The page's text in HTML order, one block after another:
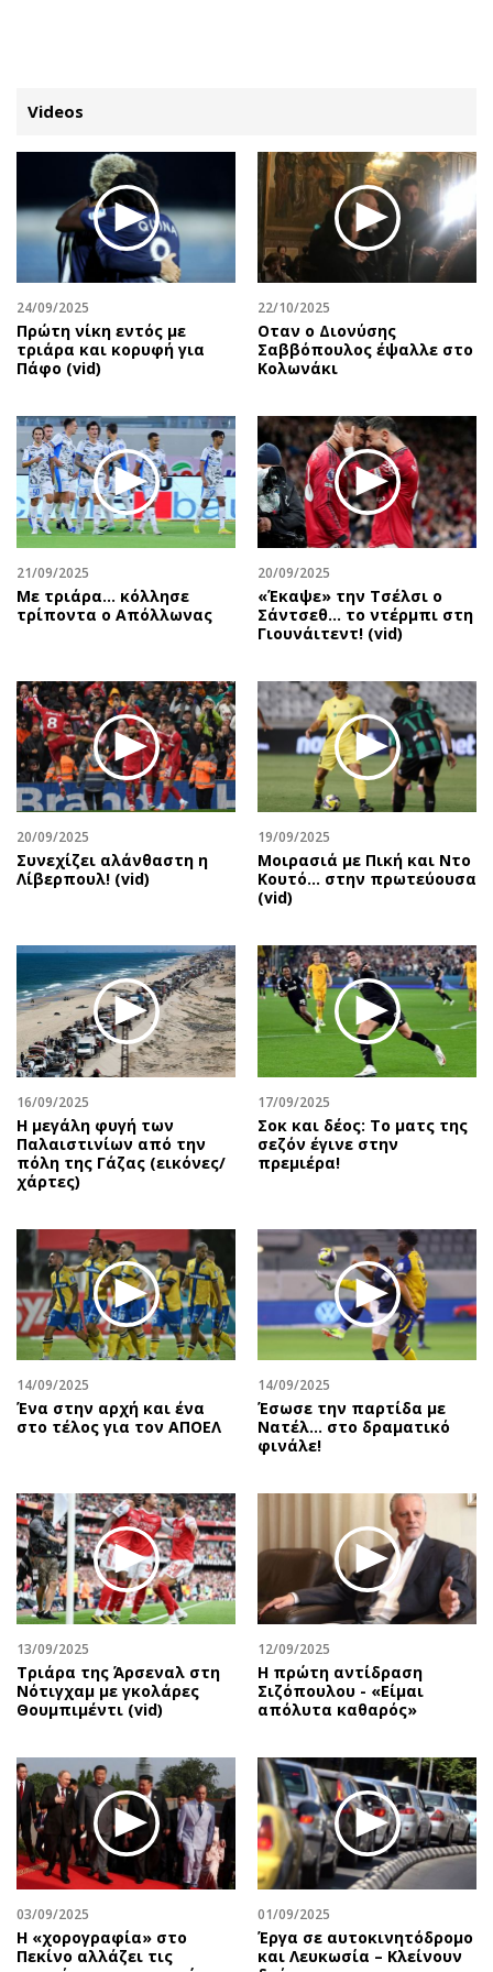
ΚΑΤΗΓΟΡΙΕΣ ΣΥΝΔΕΣΗ
Κύπρος
Παιδεία
Υγεία
Πολιτική
Βουλευτικές 2026
Προεδρικές 2023
Δημοσκοπήσεις
Διπλωματία
Αθλητισμός
Κύπρος
Ελλάδα
Διεθνή
Οικονομία
Real Estate
Επιχειρήσεις
Αγορές
Money Review
AstroBank Properties
Ναυτιλία
Περιβάλλον
Ελλάδα
Κόσμος
Πολιτισμός
Σινεμά
Θέατρο-Χορός
Εικαστικά
Βιβλίο
Χειρόγραφα
Απόψεις
Αρθρογραφία
The Hill
Υγεία
Αγγελίες
Πωλούνται
Ζητούν εργασία
Θέσεις εργασίας
Geek
Νέα
Κινητά-tablets
Social
Αυτοκίνηση
Πολιτική
Οικονομία
Γενικά
Αναδρομές
Πρόσωπα
Περιβάλλον
Good Life
Showbiz
Ταξίδια
Συνταγές
Εκπομπές
Wine routes
Προσφορές
Προσωπικότητες στην ''Κ''
Επιστολές
Videos
24/09/2025
Πρώτη νίκη εντός με
τριάρα και κορυφή για
Πάφο (vid)
22/10/2025
Οταν ο Διονύσης
Σαββόπουλος έψαλλε στο
Κολωνάκι
21/09/2025
Με τριάρα... κόλλησε
τρίποντα ο Απόλλωνας
20/09/2025
«Έκαψε» την Τσέλσι ο
Σάντσεθ... το ντέρμπι στη
Γιουνάιτεντ! (vid)
20/09/2025
Συνεχίζει αλάνθαστη η
Λίβερπουλ! (vid)
19/09/2025
Μοιρασιά με Πική και Ντο
Κουτό… στην πρωτεύουσα
(vid)
16/09/2025
Η μεγάλη φυγή των
Παλαιστινίων από την
πόλη της Γάζας (εικόνες/
χάρτες)
17/09/2025
Σοκ και δέος: Το ματς της
σεζόν έγινε στην
πρεμιέρα!
14/09/2025
Ένα στην αρχή και ένα
στο τέλος για τον ΑΠΟΕΛ
14/09/2025
Έσωσε την παρτίδα με
Νατέλ… στο δραματικό
φινάλε!
13/09/2025
Τριάρα της Άρσεναλ στη
Νότιγχαμ με γκολάρες
Θουμπιμέντι (vid)
12/09/2025
Η πρώτη αντίδραση
Σιζόπουλoυ - «Είμαι
απόλυτα καθαρός»
03/09/2025
Η «χορογραφία» στο
Πεκίνο αλλάζει τις
01/09/2025
Έργα σε αυτοκινητόδρομο
και Λευκωσία – Κλείνουν